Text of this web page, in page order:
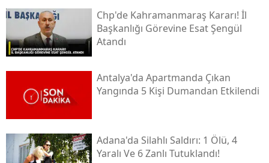
Chp'de Kahramanmaraş Kararı! İl
Başkanlığı Görevine Esat Şengül
Atandı
Antalya'da Apartmanda Çıkan
Yangında 5 Kişi Dumandan Etkilendi
Adana'da Silahlı Saldırı: 1 Ölü, 4
Yaralı Ve 6 Zanlı Tutuklandı!